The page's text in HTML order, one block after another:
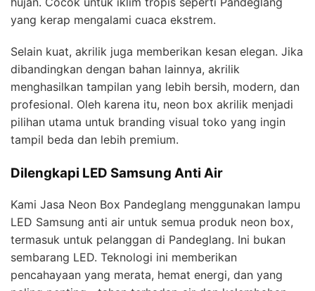
yang kerap mengalami cuaca ekstrem.
Selain kuat, akrilik juga memberikan kesan elegan. Jika
dibandingkan dengan bahan lainnya, akrilik
menghasilkan tampilan yang lebih bersih, modern, dan
profesional. Oleh karena itu, neon box akrilik menjadi
pilihan utama untuk branding visual toko yang ingin
tampil beda dan lebih premium.
Dilengkapi LED Samsung Anti Air
Kami Jasa Neon Box Pandeglang menggunakan lampu
LED Samsung anti air untuk semua produk neon box,
termasuk untuk pelanggan di Pandeglang. Ini bukan
sembarang LED. Teknologi ini memberikan
pencahayaan yang merata, hemat energi, dan yang